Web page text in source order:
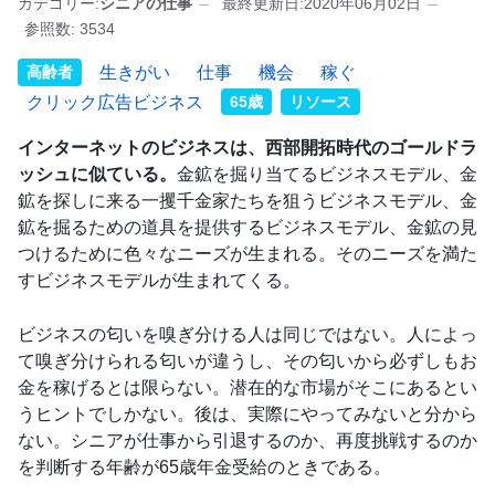
カテゴリー:シニアの仕事
最終更新日:2020年06月02日
参照数: 3534
高齢者 生きがい 仕事 機会
稼ぐ
クリック広告ビジネス
65歳 リソース
インターネットのビジネスは、西部開拓時代のゴールドラ
ッシュに似ている。 金鉱を掘り当てるビジネスモデル、金
鉱を探しに来る一攫千金家たちを狙うビジネスモデル、金
鉱を掘るための道具を提供するビジネスモデル、金鉱の見
つけるために色々なニーズが生まれる。そのニーズを満た
すビジネスモデルが生まれてくる。
ビジネスの匂いを嗅ぎ分ける人は同じではない。人によっ
て嗅ぎ分けられる匂いが違うし、その匂いから必ずしもお
金を稼げるとは限らない。潜在的な市場がそこにあるとい
うヒントでしかない。後は、実際にやってみないと分から
ない。シニアが仕事から引退するのか、再度挑戦するのか
を判断する年齢が65歳年金受給のときである。